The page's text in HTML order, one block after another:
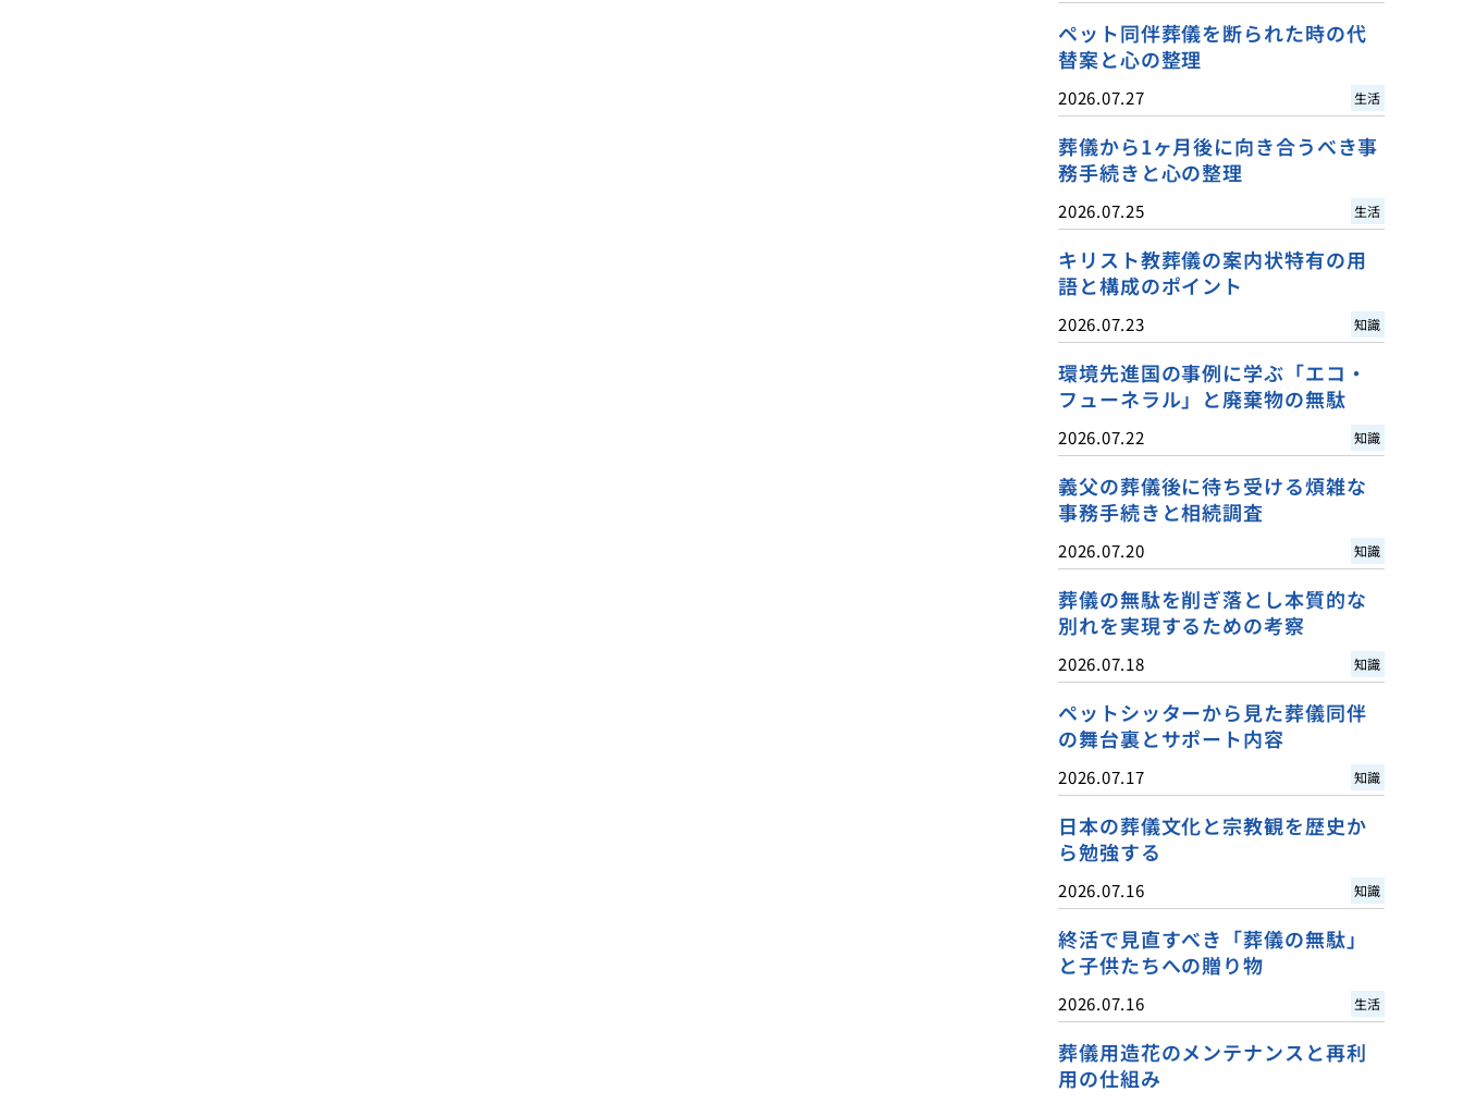
ペット同伴葬儀を断られた時の代
替案と心の整理
2026.07.27 生活
葬儀から1ヶ月後に向き合うべき事
務手続きと心の整理
2026.07.25 生活
キリスト教葬儀の案内状特有の用
語と構成のポイント
2026.07.23 知識
環境先進国の事例に学ぶ「エコ・
フューネラル」と廃棄物の無駄
2026.07.22 知識
義父の葬儀後に待ち受ける煩雑な
事務手続きと相続調査
2026.07.20 知識
葬儀の無駄を削ぎ落とし本質的な
別れを実現するための考察
2026.07.18 知識
ペットシッターから見た葬儀同伴
の舞台裏とサポート内容
2026.07.17 知識
日本の葬儀文化と宗教観を歴史か
ら勉強する
2026.07.16 知識
終活で見直すべき「葬儀の無駄」
と子供たちへの贈り物
2026.07.16 生活
葬儀用造花のメンテナンスと再利
用の仕組み